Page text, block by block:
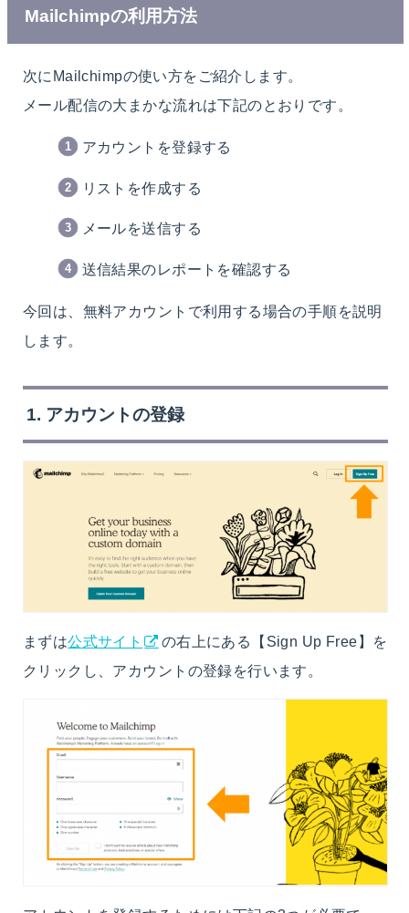
Mailchimpの利用方法
次にMailchimpの使い方をご紹介します。
メール配信の大まかな流れは下記のとおりです。
アカウントを登録する
リストを作成する
メールを送信する
送信結果のレポートを確認する
今回は、無料アカウントで利用する場合の手順を説明
します。
1. アカウントの登録
まずは公式サイト
の右上にある【Sign Up Free】を
クリックし、アカウントの登録を行います。